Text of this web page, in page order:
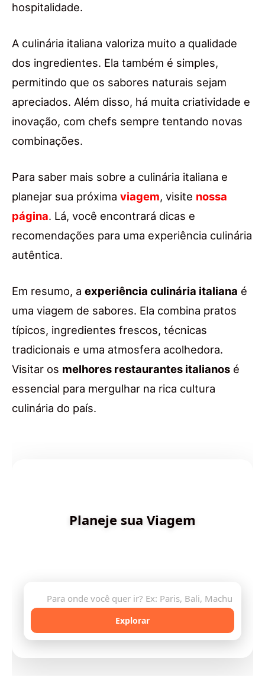
hospitalidade.
A culinária italiana valoriza muito a qualidade
dos ingredientes. Ela também é simples,
permitindo que os sabores naturais sejam
apreciados. Além disso, há muita criatividade e
inovação, com chefs sempre tentando novas
combinações.
Para saber mais sobre a culinária italiana e
planejar sua próxima viagem, visite nossa
página. Lá, você encontrará dicas e
recomendações para uma experiência culinária
autêntica.
Em resumo, a experiência culinária italiana é
uma viagem de sabores. Ela combina pratos
típicos, ingredientes frescos, técnicas
tradicionais e uma atmosfera acolhedora.
Visitar os melhores restaurantes italianos é
essencial para mergulhar na rica cultura
culinária do país.
Planeje sua Viagem
Explorar